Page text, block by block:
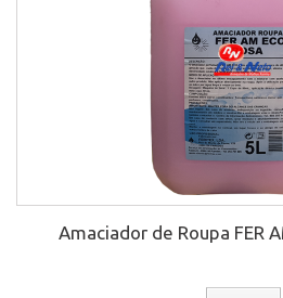
Amaciador de Roupa FER